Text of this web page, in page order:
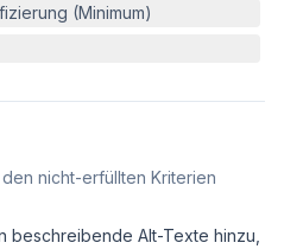
(Minimum)
nicht-erfüllten Kriterien
beschreibende Alt-Texte hinzu,